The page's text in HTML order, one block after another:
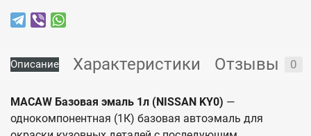
Описание Характеристики Отзывы 0
MACAW Базовая эмаль 1л (NISSAN KY0) —
однокомпонентная (1К) базовая автоэмаль для